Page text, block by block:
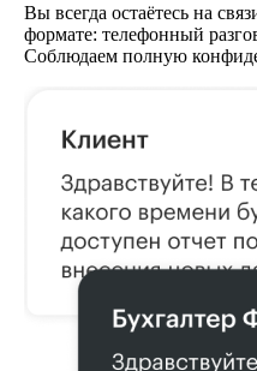
Вы всегда остаётесь на
формате: телефонный
Соблюдаем полную